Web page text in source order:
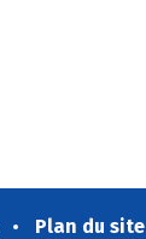
Plan du site